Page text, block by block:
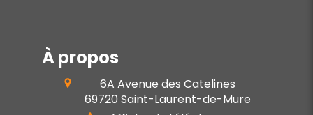
À propos
6A Avenue des Catelines
69720 Saint-Laurent-de-Mure